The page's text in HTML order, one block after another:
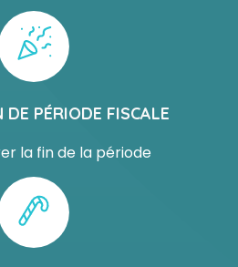
DE PÉRIODE FISCALE
la fin de la période